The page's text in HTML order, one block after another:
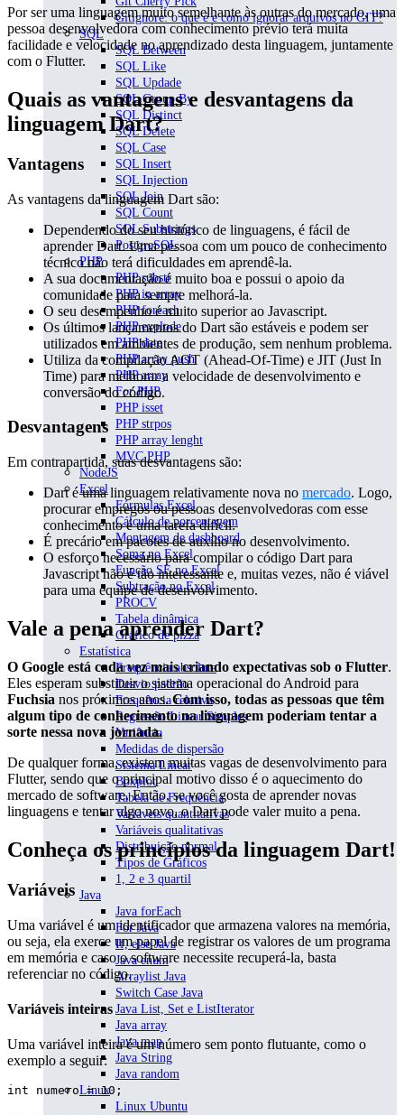
Gitignore: o que é e como ignorar arquivos no GIT?
SQL
SQL Between
SQL Like
SQL Updade
SQL Group By
SQL Distinct
SQL Delete
SQL Case
SQL Insert
SQL Injection
SQL Join
SQL Count
SQL Substrings
PostgreSQL
PHP
PHP substr
PHP in array
PHP foreach
PHP explode
PHP date
PHP array push
PHP array
For PHP
PHP isset
PHP strpos
PHP array lenght
MVC PHP
NodeJS
Excel
Fórmulas Excel
Cálculo de porcentagem
Montagem de dashboard
Soma no Excel
Função SE no Excel
Subtração no Excel
PROCV
Tabela dinâmica
Gráfico de pizza
Estatística
Frequência absoluta
Desvio padrão
Frequência relativa
Regressão Linear Simples
Variância
Medidas de dispersão
Sistema Linear
Boxplot
Tabela de Frequência
Variáveis quantitativas
Variáveis qualitativas
Distribuição normal
Tipos de Gráficos
1, 2 e 3 quartil
Java
Java forEach
For Java
If, else Java
Java enum
Arraylist Java
Switch Case Java
Java List, Set e ListIterator
Java array
Java map
Java String
Java random
Linux
Linux Ubuntu
Por ser uma linguagem muito semelhante às outras do mercado, uma
pessoa desenvolvedora com conhecimento prévio terá muita
facilidade e velocidade no aprendizado desta linguagem, juntamente
com o Flutter.
Quais as vantagens e desvantagens da
linguagem Dart?
Vantagens
As vantagens da linguagem Dart são:
Dependendo do seu histórico de linguagens, é fácil de
aprender Dart. Uma pessoa com um pouco de conhecimento
técnico não terá dificuldades em aprendê-la.
A sua documentação é muito boa e possui o apoio da
comunidade para sempre melhorá-la.
O seu desempenho é muito superior ao Javascript.
Os últimos lançamentos do Dart são estáveis e podem ser
utilizados em ambientes de produção, sem nenhum problema.
Utiliza da compilação AOT (Ahead-Of-Time) e JIT (Just In
Time) para melhorar a velocidade de desenvolvimento e
conversão do código.
Desvantagens
Em contrapartida, suas desvantagens são:
Dart é uma linguagem relativamente nova no mercado. Logo,
procurar empregos ou pessoas desenvolvedoras com esse
conhecimento é uma tarefa difícil.
É precário em pacotes de auxílio no desenvolvimento.
O esforço necessário para compilar o código Dart para
Javascript não é tão interessante e, muitas vezes, não é viável
para uma equipe de desenvolvimento.
Vale a pena aprender Dart?
O Google está cada vez mais criando expectativas sob o Flutter.
Eles esperam substituir o sistema operacional do Android para
Fuchsia nos próximos anos.Com isso, todas as pessoas que têm
algum tipo de conhecimento na linguagem poderiam tentar a
sorte nessa nova jornada.
De qualquer forma, existem muitas vagas de desenvolvimento para
Flutter, sendo que o principal motivo disso é o aquecimento do
mercado de software. Então, se você gosta de aprender novas
linguagens e tentar algo novo, o Dart pode valer muito a pena.
Conheça os princípios da linguagem Dart!
Variáveis
Uma variável é um identificador que armazena valores na memória,
ou seja, ela exerce um papel de registrar os valores de um programa
em memória e caso o software necessite recuperá-la, basta
referenciar no código.
Variáveis inteiras
Uma variável inteira é um número sem ponto flutuante, como o
exemplo a seguir:
int numero = 10;